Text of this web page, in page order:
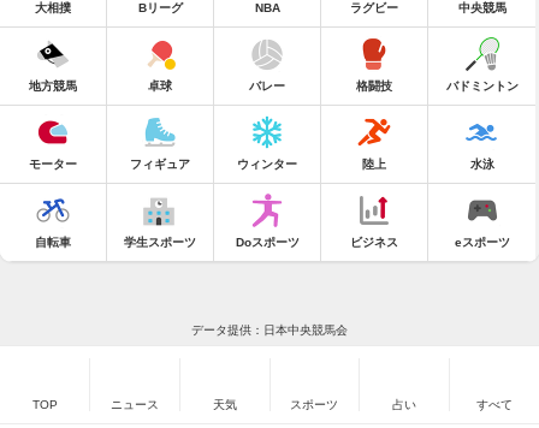
大相撲 Bリーグ NBA ラグビー 中央競馬
地方競馬 卓球 バレー 格闘技 バドミントン
モーター フィギュア ウィンター 陸上 水泳
自転車 学生スポーツ Doスポーツ ビジネス eスポーツ
データ提供：日本中央競馬会
TOP ニュース 天気 スポーツ 占い すべて